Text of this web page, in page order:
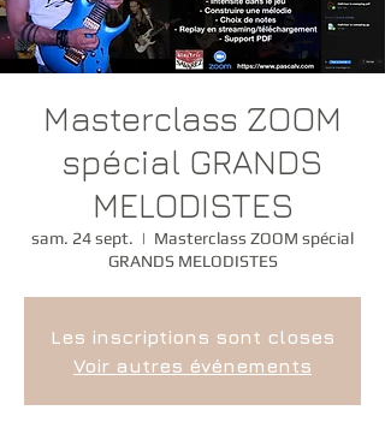
Masterclass ZOOM
spécial GRANDS
MELODISTES
sam. 24 sept.
  |
Masterclass ZOOM spécial
GRANDS MELODISTES
Les inscriptions sont closes
Voir autres événements